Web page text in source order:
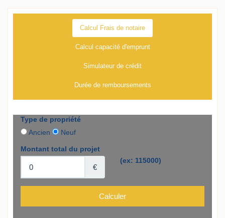
Calcul Frais de notaire
Calcul capacité d'emprunt
Simulateur de crédit
Durée de remboursements